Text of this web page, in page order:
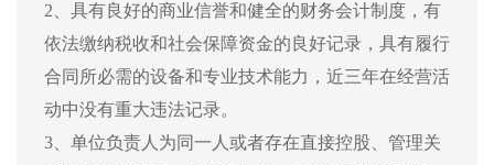
2、具有良好的商业信誉和健全的财务会计制度，有
依法缴纳税收和社会保障资金的良好记录，具有履行
合同所必需的设备和专业技术能力，近三年在经营活
动中没有重大违法记录。
3、单位负责人为同一人或者存在直接控股、管理关